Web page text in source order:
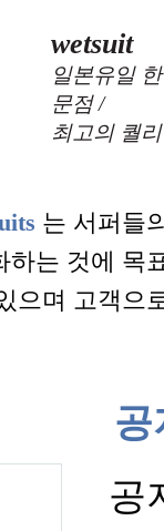
wetsuit
일본유일
문점 /
최고의 퀄
는 서퍼들
하는 것에
으며 고객으
공
공